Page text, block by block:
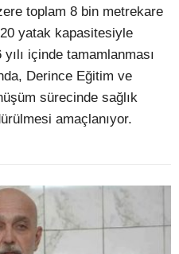
toplam 8 bin metrekare
yatak kapasitesiyle
içinde tamamlanması
Derince Eğitim ve
sürecinde sağlık
amaçlanıyor.